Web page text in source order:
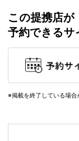
この提携店が
予約できるサ
掲載を終了している場合